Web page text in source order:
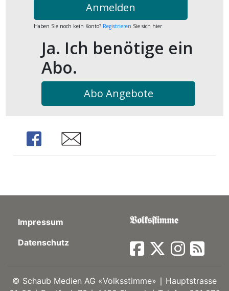
Anmelden
Haben Sie noch kein Konto? Registrieren Sie sich hier
Ja. Ich benötige ein
Abo.
Abo Angebote
Share Share
Impressum
Datenschutz
© Schaub Medien AG «Volksstimme» ∣ Hauptstrasse